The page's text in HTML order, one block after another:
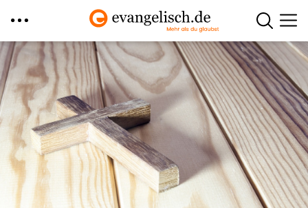
Direkt
zum
Inhalt